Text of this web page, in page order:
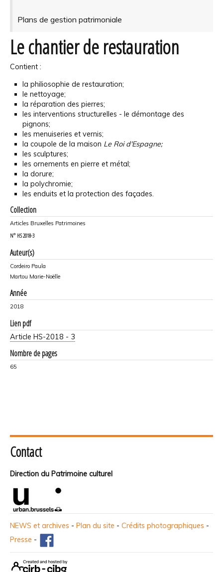
Plans de gestion patrimoniale
Le chantier de restauration
Contient :
la philiosophie de restauration;
le nettoyage;
la réparation des pierres;
les interventions structurelles - le démontage des
pignons;
les menuiseries et vernis;
la coupole de la maison Le Roi d'Espagne;
les sculptures;
les ornements en pierre et métal;
la dorure;
la polychromie;
les enduits et la protection des façades.
Collection
Articles Bruxelles Patrimoines
N° HS 2018-3
Auteur(s)
Cordeiro Paula
Martou Marie-Noëlle
Année
2018
Lien pdf
Article HS-2018 - 3
Nombre de pages
65
Contact
Direction du Patrimoine culturel
NEWS et archives - Plan du site - Crédits photographiques -
Presse -